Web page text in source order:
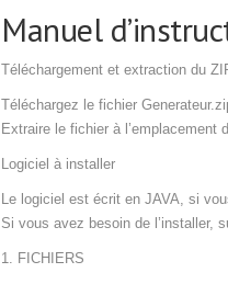
Manuel
Téléchargement et extraction du
Téléchargez le fichier
Extraire le fichier à
Logiciel à installer
Le logiciel est écrit en JAVA, si
Si vous avez besoin de l’installer,
1. FICHIERS